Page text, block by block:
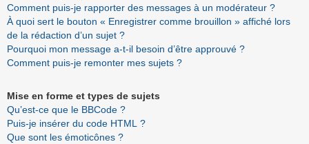
Comment puis-je rapporter des messages à un modérateur ?
À quoi sert le bouton « Enregistrer comme brouillon » affiché lors
de la rédaction d’un sujet ?
Pourquoi mon message a-t-il besoin d’être approuvé ?
Comment puis-je remonter mes sujets ?
Mise en forme et types de sujets
Qu’est-ce que le BBCode ?
Puis-je insérer du code HTML ?
Que sont les émoticônes ?